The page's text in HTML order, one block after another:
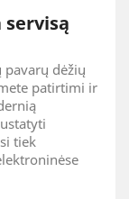
dėžių
patirtimi ir
tiek